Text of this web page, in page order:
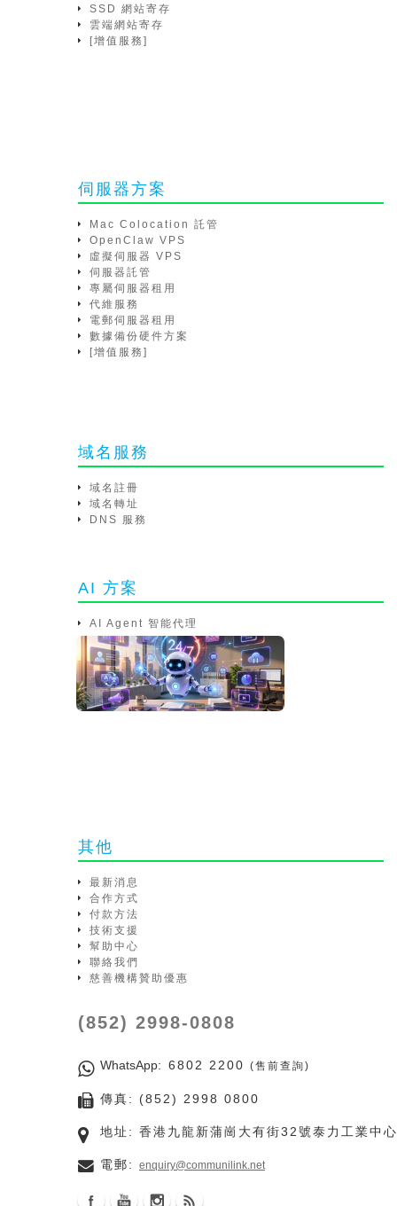
SSD 網站寄存
雲端網站寄存
[增值服務]
伺服器方案
Mac Colocation 託管
OpenClaw VPS
虛擬伺服器 VPS
伺服器託管
專屬伺服器租用
代維服務
電郵伺服器租用
數據備份硬件方案
[增值服務]
域名服務
域名註冊
域名轉址
DNS 服務
AI 方案
AI Agent 智能代理
其他
最新消息
合作方式
付款方法
技術支援
幫助中心
聯絡我們
慈善機構贊助優惠
(852) 2998-0808
WhatsApp: 6802 2200 (售前查詢)
傳真: (852) 2998 0800
地址: 香港九龍新蒲崗大有街32號泰力工業中
電郵: enquiry@communilink.net